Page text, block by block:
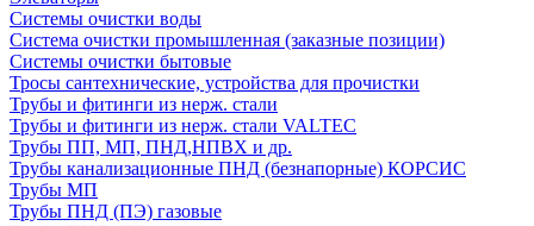
Системы очистки воды
Система очистки промышленная (заказные позиции)
Системы очистки бытовые
Тросы сантехнические, устройства для прочистки
Трубы и фитинги из нерж. стали
Трубы и фитинги из нерж. стали VALTEC
Трубы ПП, МП, ПНД,НПВХ и др.
Трубы канализационные ПНД (безнапорные) КОРСИС
Трубы МП
Трубы ПНД (ПЭ) газовые